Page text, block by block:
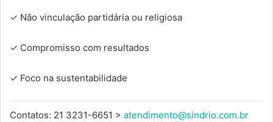
✓ Não vinculação partidária ou religiosa
✓ Compromisso com resultados
✓ Foco na sustentabilidade
Contatos: 21 3231-6651 > atendimento@sindrio.com.br